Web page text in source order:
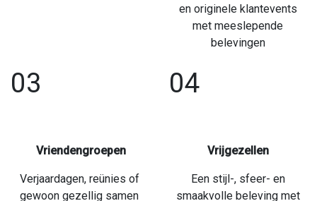
en originele klantevents
met meeslepende
belevingen
03 04
Vrijgezellen
Een stijl-, sfeer- en
smaakvolle beleving met